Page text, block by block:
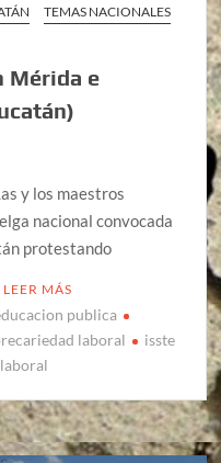
TEMAS NACIONALES
Mérida e
y los maestros
nacional convocada
protestando
LEER MÁS
publica
laboral
isste